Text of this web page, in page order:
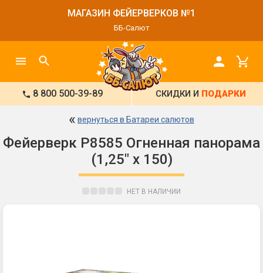
МАГАЗИН ФЕЙЕРВЕРКОВ №1
ББ-Салют
8 800 500-39-89 СКИДКИ И ПОДАРКИ
« вернуться в Батареи салютов
Фейерверк Р8585 Огненная панорама
(1,25" х 150)
НЕТ В НАЛИЧИИ